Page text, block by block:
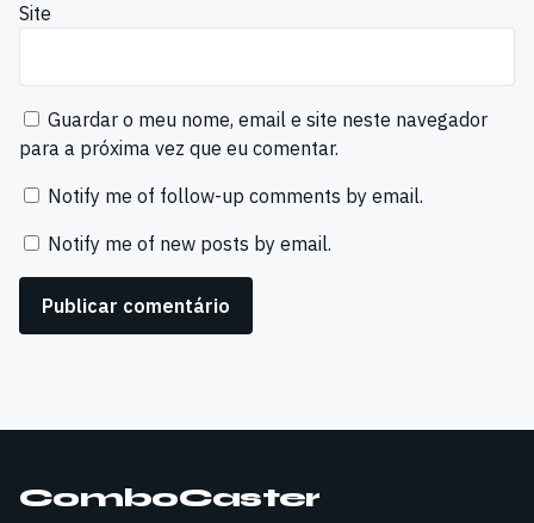
Site
Guardar o meu nome, email e site neste navegador
para a próxima vez que eu comentar.
Notify me of follow-up comments by email.
Notify me of new posts by email.
ComboCaster